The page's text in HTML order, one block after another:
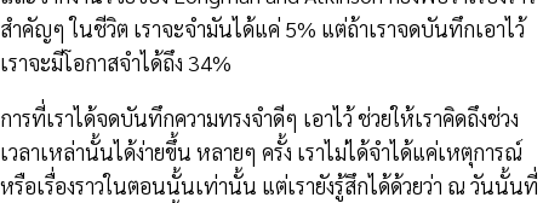
สำคัญๆ ในชีวิต เราจะจำมันได้แค่ 5% แต่ถ้าเราจดบันทึกเอาไว้
เราจะมีโอกาสจำได้ถึง 34%
การที่เราได้จดบันทึกความทรงจำดีๆ เอาไว้ ช่วยให้เราคิดถึงช่วง
เวลาเหล่านั้นได้ง่ายขึ้น หลายๆ ครั้ง เราไม่ได้จำได้แค่เหตุการณ์
หรือเรื่องราวในตอนนั้นเท่านั้น แต่เรายังรู้สึกได้ด้วยว่า ณ วันนั้นที่